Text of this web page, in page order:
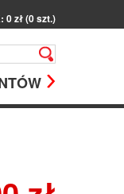
0 zł (0 szt.)